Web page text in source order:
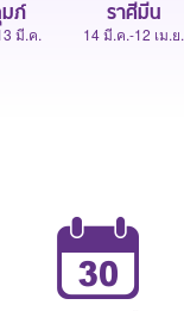
มภ์
มี.ค.
ราศีมีน
14 มี.ค.-12 เม.ย.